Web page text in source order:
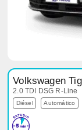
Volkswagen
2.0 TDI DSG R-Line
Diésel Automático